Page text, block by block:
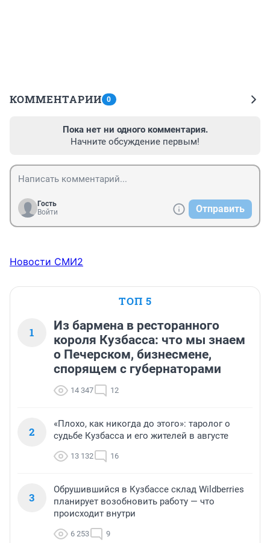
КОММЕНТАРИИ 0
Пока нет ни одного комментария.
Начните обсуждение первым!
Гость
Войти
Отправить
Новости СМИ2
ТОП 5
1
Из бармена в ресторанного
короля Кузбасса: что мы знаем
о Печерском, бизнесмене,
спорящем с губернаторами
14 347 12
2
«Плохо, как никогда до этого»: таролог о
судьбе Кузбасса и его жителей в августе
13 132 16
3
Обрушившийся в Кузбассе склад Wildberries
планирует возобновить работу — что
происходит внутри
6 253 9